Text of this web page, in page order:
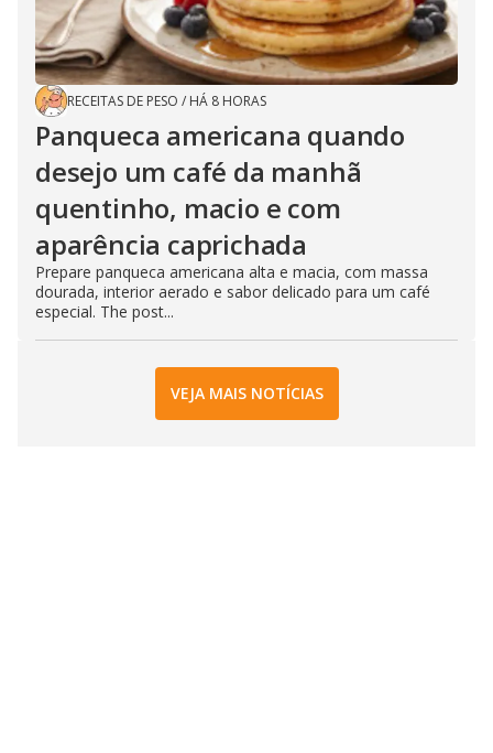
RECEITAS DE PESO / HÁ 8 HORAS
Panqueca americana quando
desejo um café da manhã
quentinho, macio e com
aparência caprichada
Prepare panqueca americana alta e macia, com massa
dourada, interior aerado e sabor delicado para um café
especial. The post...
VEJA MAIS NOTÍCIAS